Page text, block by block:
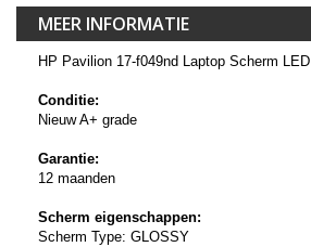
MEER INFORMATIE
HP Pavilion 17-f049nd Laptop Scherm LED
Conditie:
Nieuw A+ grade
Garantie:
12 maanden
Scherm eigenschappen:
Scherm Type: GLOSSY